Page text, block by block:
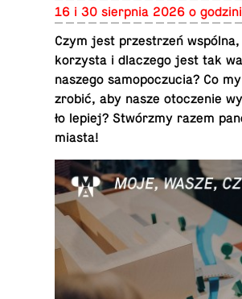
16 i 30 sierp­nia 2026 o
Czym jest prze­strzeń
ko­rzy­sta i dla­cze­go jest tak
naszego sa­mo­po­czu­cia? Co
zrobić, aby nasze oto­cze­nie
ło lepiej? Stwórz­my razem
miasta!